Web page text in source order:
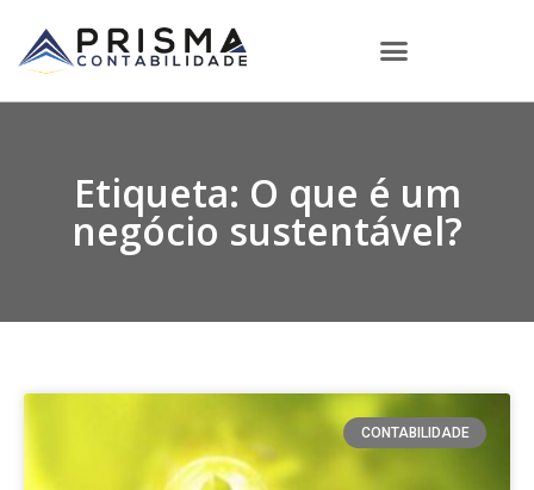
Etiqueta: O que é um
negócio sustentável?
CONTABILIDADE